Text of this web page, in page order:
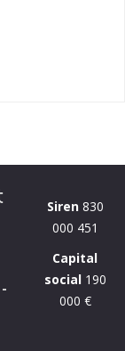
Siren830
000 451
Capital
social190
000 €